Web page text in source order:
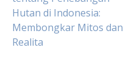
navigation
Hutan di Indonesia:
Membongkar Mitos dan
Realita